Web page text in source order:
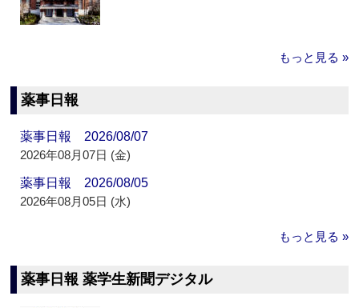
もっと見る »
薬事日報
薬事日報 2026/08/07
2026年08月07日 (金)
薬事日報 2026/08/05
2026年08月05日 (水)
もっと見る »
薬事日報 薬学生新聞デジタル